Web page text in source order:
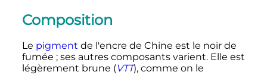
Composition
Le pigment de l'encre de Chine est le noir de
fumée ; ses autres composants varient. Elle est
légèrement brune (VTT), comme on le